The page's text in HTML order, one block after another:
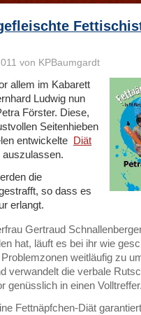
von KPBaumgardt
allem im Kabarett
Ludwig nun
Förster. Diese,
Seitenhieben
entwickelte Diät
auszulassen.
die
so dass es
erlangt.
Gertraud
hat, läuft es bei ihr wie
weitläufig zu
verwandelt die verbale
genüsslich in einen
Fettnäpfchen-Diät